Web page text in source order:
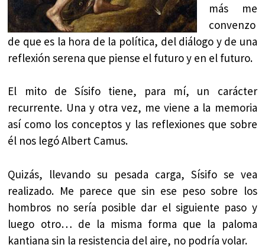
más me
convenzo
de que es la hora de la política, del diálogo y de una
reflexión serena que piense el futuro y en el futuro.
El mito de Sísifo tiene, para mí, un carácter
recurrente. Una y otra vez, me viene a la memoria
así como los conceptos y las reflexiones que sobre
él nos legó Albert Camus.
Quizás, llevando su pesada carga, Sísifo se vea
realizado. Me parece que sin ese peso sobre los
hombros no sería posible dar el siguiente paso y
luego otro… de la misma forma que la paloma
kantiana sin la resistencia del aire, no podría volar.